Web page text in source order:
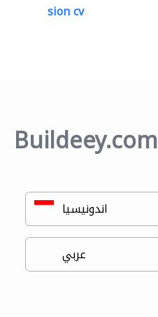
sion cv
Buildeey.com